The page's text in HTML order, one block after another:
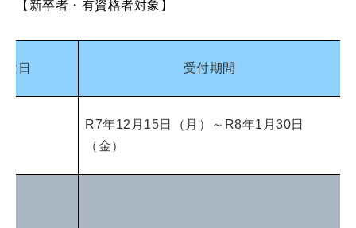
【新卒者・有資格者対象】
験日 受付期間
R7年12月15日（月）～R8年1月30日
（金）